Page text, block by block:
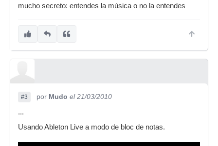
mucho secreto: entendes la música o no la entendes
#3 por Mudo el 21/03/2010
...
Usando Ableton Live a modo de bloc de notas.